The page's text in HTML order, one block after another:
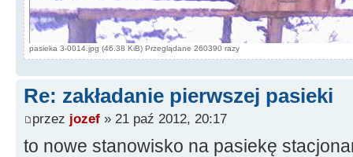
pasieka 3-0014.jpg (46.38 KiB) Przeglądane 260390 razy
Re: zakładanie pierwszej pasieki
przez jozef » 21 paź 2012, 20:17
to nowe stanowisko na pasiekę